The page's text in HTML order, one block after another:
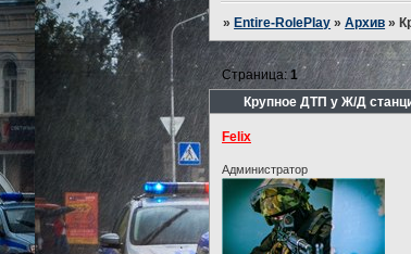
»Entire-RolePlay »Архив »
Крупное ДТП у Ж/Д
Страница:1
Felix
Администратор